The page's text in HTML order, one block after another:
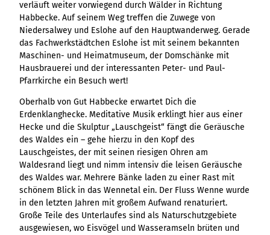
verläuft weiter vorwiegend durch Wälder in Richtung
Habbecke. Auf seinem Weg treffen die Zuwege von
Niedersalwey und Eslohe auf den Hauptwanderweg. Gerade
das Fachwerkstädtchen Eslohe ist mit seinem bekannten
Maschinen- und Heimatmuseum, der Domschänke mit
Hausbrauerei und der interessanten Peter- und Paul-
Pfarrkirche ein Besuch wert!
Oberhalb von Gut Habbecke erwartet Dich die
Erdenklanghecke. Meditative Musik erklingt hier aus einer
Hecke und die Skulptur „Lauschgeist“ fängt die Geräusche
des Waldes ein – gehe hierzu in den Kopf des
Lauschgeistes, der mit seinen riesigen Ohren am
Waldesrand liegt und nimm intensiv die leisen Geräusche
des Waldes war. Mehrere Bänke laden zu einer Rast mit
schönem Blick in das Wennetal ein. Der Fluss Wenne wurde
in den letzten Jahren mit großem Aufwand renaturiert.
Große Teile des Unterlaufes sind als Naturschutzgebiete
ausgewiesen, wo Eisvögel und Wasseramseln brüten und